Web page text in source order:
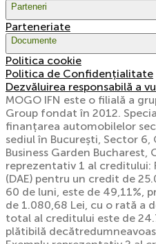
Parteneri
Parteneriate
Documente
Politica cookie
Politica de Confidențialitate
Dezvăluirea responsabilă a
MOGO IFN este o filială a
Group fondat în 2012.
finanțarea automobilelor
sediul în București, Sector 6,
Business Garden Bucharest,
reprezentativ 1 al creditului:
(DAE) pentru un credit de
60 de luni, este de 49,11%,
de 1.080,68 Lei, cu o rată a
total al creditului este de
plătibilă